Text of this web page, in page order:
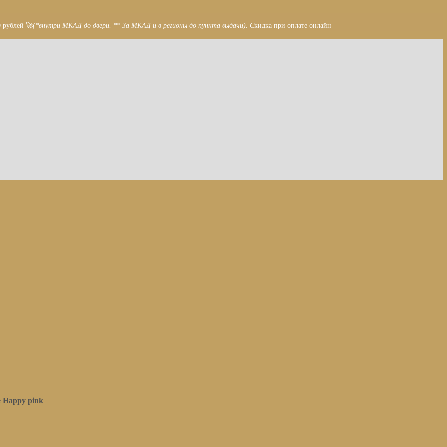
рублей 🚀(*внутри МКАД до двери. ** За МКАД и в регионы до пункта выдачи). Скидка при оплате онлайн
Happy pink